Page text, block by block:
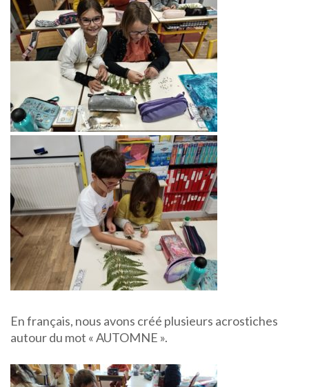
En français, nous avons créé plusieurs acrostiches
autour du mot « AUTOMNE ».